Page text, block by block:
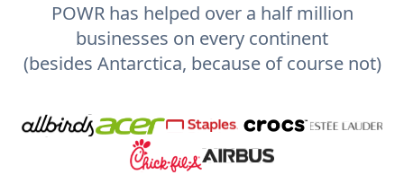
POWR has helped over a half million
businesses on every continent
(besides Antarctica, because of course not)